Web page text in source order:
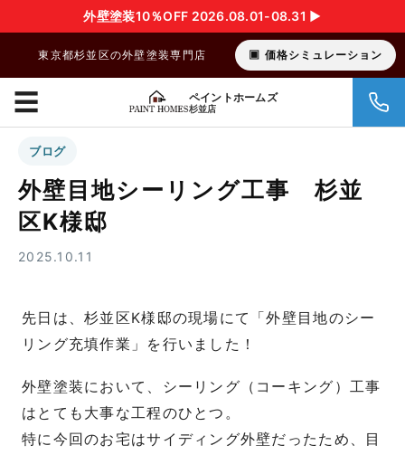
外壁塗装10％OFF 2026.08.01-08.31 ▶︎
東京都杉並区の外壁塗装専門店 価格シミュレーション
ペイントホームズ
杉並店
☰
ブログ
外壁目地シーリング工事 杉並
区K様邸
2025.10.11
先日は、杉並区K様邸の現場にて「外壁目地のシー
リング充填作業」を行いました！
外壁塗装において、シーリング（コーキング）工事
はとても大事な工程のひとつ。
特に今回のお宅はサイディング外壁だったため、目